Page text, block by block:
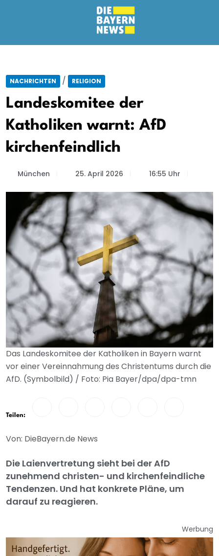
NACHRICHTEN / RELIGION
Landeskomitee der
Katholiken warnt: AfD
kirchenfeindlich
München 25. April 2026 16:55 Uhr
Das Landeskomitee der Katholiken in Bayern warnt
vor einer Vereinnahmung des Christentums durch die
AfD. (Symbolbild) / Foto: Pia Bayer/dpa/dpa-tmn
Teilen:
Von: DieBayern.de News
Die Laienvertretung sieht bei der AfD
zunehmend christen- und kirchenfeindliche
Tendenzen. Und hat konkrete Pläne, um
darauf zu reagieren.
Werbung